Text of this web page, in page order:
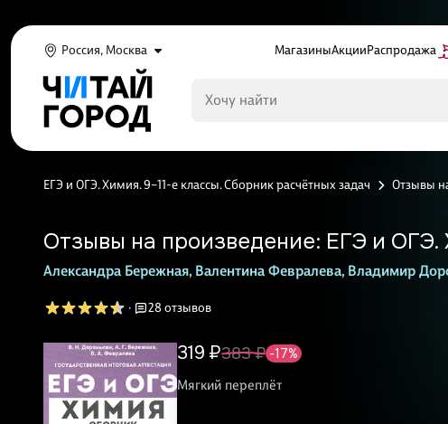
Россия, Москва МагазиныАкцииРаспродажа
ЕГЭ и ОГЭ. Химия. 9–11-е классы. Сборник расчётных задач Отзывы
Отзывы на произведение: ЕГЭ и ОГЭ.
Александра Бережная, Валентина Февралева, Владимир
· 28 отзывов
319 ₽383 ₽ -17%
Мягкий переплёт